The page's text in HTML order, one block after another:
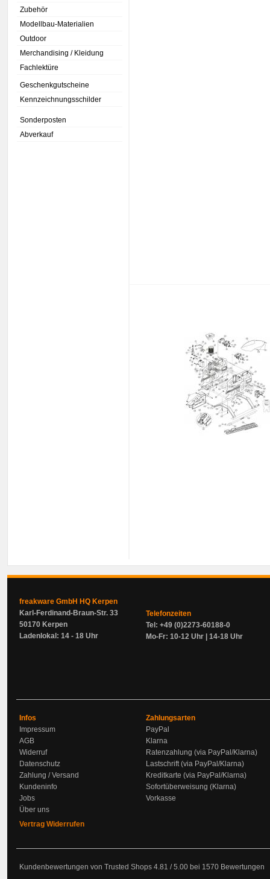
Zubehör
Modellbau-Materialien
Outdoor
Merchandising / Kleidung
Fachlektüre
Geschenkgutscheine
Kennzeichnungsschilder
Sonderposten
Abverkauf
freakware GmbH HQ Kerpen
Karl-Ferdinand-Braun-Str. 33
50170 Kerpen
Ladenlokal: 14 - 18 Uhr
Telefonzeiten
Tel: +49 (0)2273-60188-0
Mo-Fr: 10-12 Uhr | 14-18 Uhr
Infos
Impressum
AGB
Widerruf
Datenschutz
Zahlung / Versand
Kundeninfo
Jobs
Über uns
Vertrag Widerrufen
Zahlungsarten
PayPal
Klarna
Ratenzahlung (via PayPal/Klarna)
Lastschrift (via PayPal/Klarna)
Kreditkarte (via PayPal/Klarna)
Sofortüberweisung (Klarna)
Vorkasse
Kundenbewertungen von Trusted Shops 4.81 /5.00 bei 1570 Bewertungen